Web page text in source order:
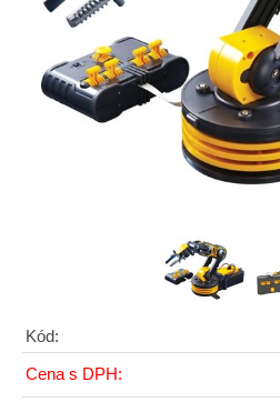
Kód:
Cena s DPH: